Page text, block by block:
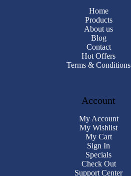
Home
Products
About us
Blog
Contact
Hot Offers
Terms & Conditions
Account
My Account
My Wishlist
My Cart
Sign In
Specials
Check Out
Support Center